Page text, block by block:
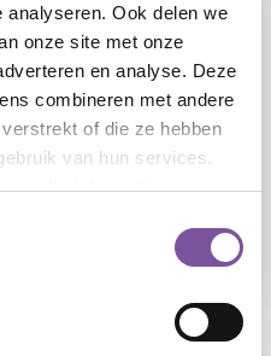
Ook delen we
onze site met onze
en analyse. Deze
combineren met andere
of die ze hebben
van hun services.
alle informatie.